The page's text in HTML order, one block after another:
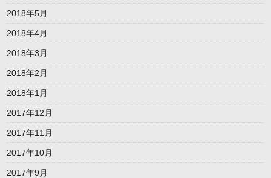
2018年5月
2018年4月
2018年3月
2018年2月
2018年1月
2017年12月
2017年11月
2017年10月
2017年9月